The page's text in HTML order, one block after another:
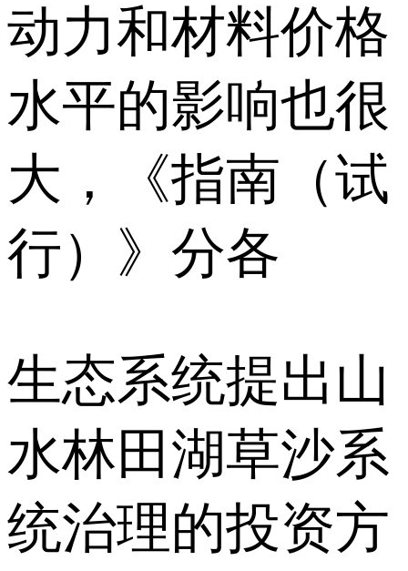
动力和材料价格
水平的影响也很
大，《指南（试
行）》分各
生态系统提出山
水林田湖草沙系
统治理的投资方